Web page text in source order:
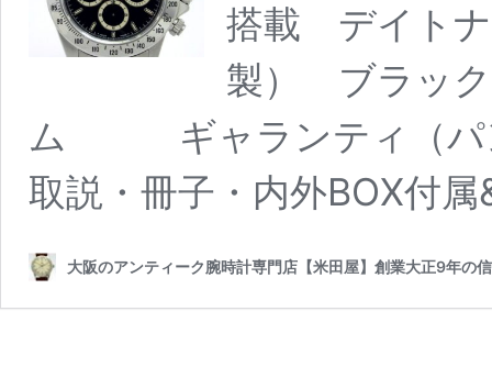
搭載 デイト
製） ブラッ
ム ギャランティ（パン
取説・冊子・内外BOX付
大阪のアンティーク腕時計専門店【米田屋】創業大正9年の